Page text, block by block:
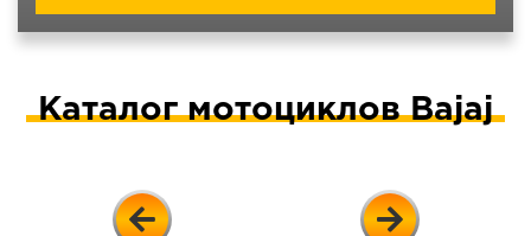
Каталог мотоциклов Bajaj